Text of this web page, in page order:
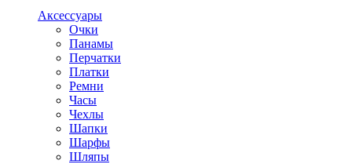
Аксессуары
Очки
Панамы
Перчатки
Платки
Ремни
Часы
Чехлы
Шапки
Шарфы
Шляпы